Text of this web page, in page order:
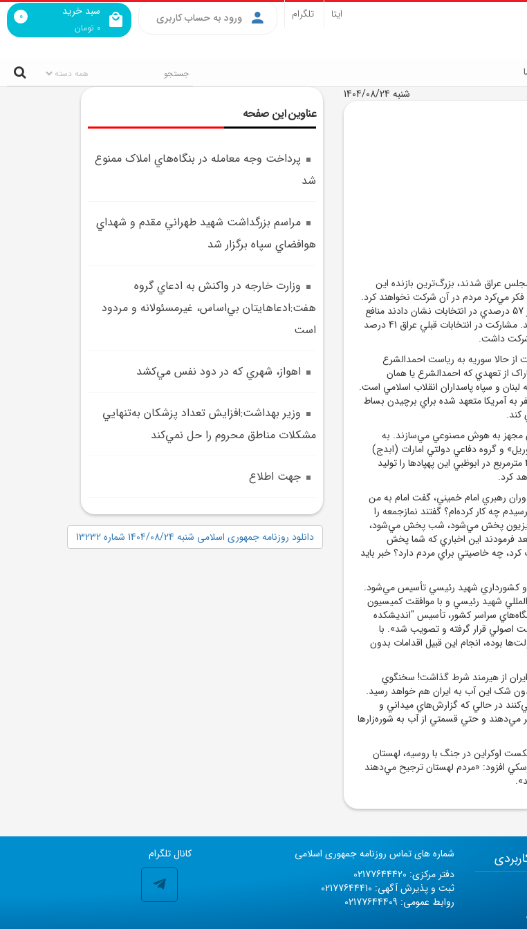
سبد خرید
0 تومان
0 ورود به حساب کاربری ایتا تلگرام
شنبه 1404/08/24
عراق شدند، بزرگ‌ترين بازنده اين
فکر مي‌کرد مردم در آن شرکت نخواهند کرد.
برخلاف تصور مقتدي صدر، مردم عراق با حضور 57 درصدي در انتخابات نشان دادند منافع
ملي کشورشان را بر افکار موهوم ترجيح مي‌دهند. مشارکت در انتخابات قبلي عراق 41 درصد
شرکت داشت.
از حالا سوريه به رياست احمدالشرع
از تعهدي که احمدالشرع يا همان
لبنان و سپاه پاسداران انقلاب اسلامي است.
آمريکا متعهد شده براي برچيدن بساط
کند.
مجهز به هوش مصنوعي مي‌سازند. به
و گروه دفاعي دولتي امارات (ابدج)
مشترکاً در يک مرکز تحقيقاتي به مساحت 4645 مترمربع در ابوظبي اين پهپادها را توليد
رهبري امام خميني، گفت امام به من
چه کار کرده‌ام؟ گفتند نمازجمعه را
پخش مي‌شود، شب پخش مي‌شود،
فرمودند اين اخباري که شما پخش
کرد، چه خاصيتي براي مردم دارد؟ خبر بايد
کشورداري شهيد رئيسي تأسيس مي‌شود.
شهيد رئيسي و با موافقت کميسيون
سراسر کشور، تأسيس "انديشکده
اصولي قرار گرفته و تصويب شد». با
بوده، انجام اين قبيل اقدامات بدون
از هيرمند شرط گذاشت! سخنگوي
شک اين آب به ايران هم خواهد رسيد.
سال است تکرار مي‌کنند در حالي که گزارش‌هاي ميداني و
مي‌دهند و حتي قسمتي از آب به شوره‌زارها
اوکراين در جنگ با روسيه، لهستان
افزود: «مردم لهستان ترجيح مي‌دهند
عناوین این صفحه
پرداخت وجه معامله در بنگاه‌هاي املاک ممنوع
شد
مراسم بزرگداشت شهيد طهراني مقدم و شهداي
هوافضاي سپاه برگزار شد
وزارت خارجه در واکنش به ادعاي گروه
هفت:ادعاهايتان بي‌اساس، غيرمسئولانه و مردود
است
اهواز، شهري که در دود نفس مي‌کشد
وزير بهداشت:افزايش تعداد پزشکان به‌تنهايي
مشکلات مناطق محروم را حل نمي‌کند
جهت اطلاع
دانلود روزنامه جمهوری اسلامی شنبه 1404/08/24 شماره 13232
کانال تلگرام
شماره های تماس روزنامه جمهوری اسلامی
دفتر مرکزی: 02177644420
ثبت و پذیرش آگهی: 02177644410
روابط عمومی: 02177644409